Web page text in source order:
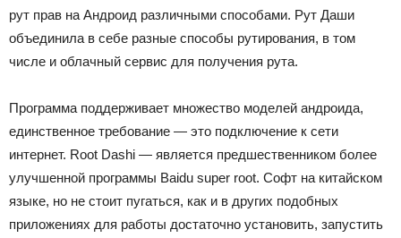
рут прав на Андроид различными способами. Рут Даши
объединила в себе разные способы рутирования, в том
числе и облачный сервис для получения рута.
Программа поддерживает множество моделей андроида,
единственное требование — это подключение к сети
интернет. Root Dashi — является предшественником более
улучшенной программы Baidu super root. Софт на китайском
языке, но не стоит пугаться, как и в других подобных
приложениях для работы достаточно установить, запустить